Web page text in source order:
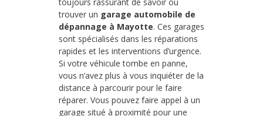
trouver un garage automobile de
dépannage à Mayotte. Ces garages
sont spécialisés dans les réparations
rapides et les interventions d’urgence.
Si votre véhicule tombe en panne,
vous n’avez plus à vous inquiéter de la
distance à parcourir pour le faire
réparer. Vous pouvez faire appel à un
garage situé à proximité pour une